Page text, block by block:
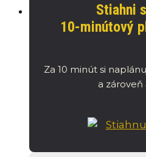
Stiahni
10-minútový
Za 10 minút si
a zároveň